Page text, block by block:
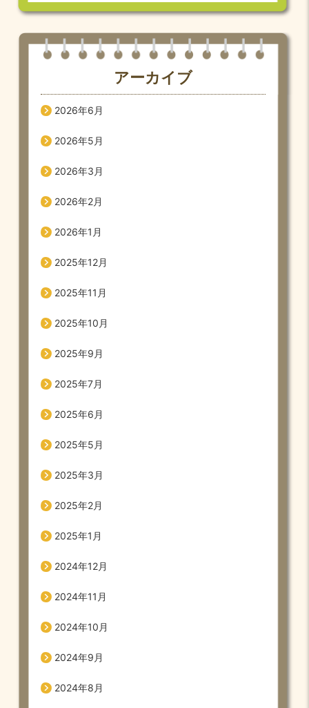
アーカイブ
2026年6月
2026年5月
2026年3月
2026年2月
2026年1月
2025年12月
2025年11月
2025年10月
2025年9月
2025年7月
2025年6月
2025年5月
2025年3月
2025年2月
2025年1月
2024年12月
2024年11月
2024年10月
2024年9月
2024年8月